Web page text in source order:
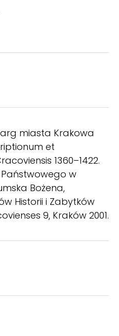
miasta Krakowa
et
1360–1422.
w
Bożena,
Historii i Zabytków
9, Kraków 2001.